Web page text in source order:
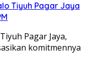
Tiyuh Pagar Jaya
Pagar Jaya,
komitmennya